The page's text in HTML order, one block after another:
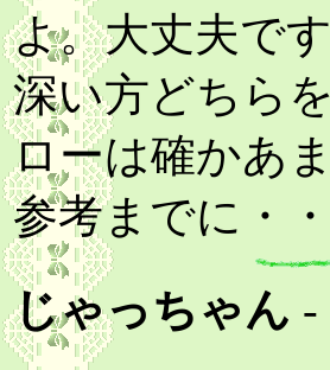
よ。大丈夫で
深い方どちら
ローは確かあ
参考までに・・
じゃっちゃん -